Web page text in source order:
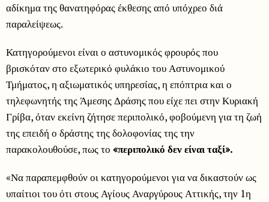
αδίκημα της θανατηφόρας έκθεσης από υπόχρεο διά
παραλείψεως.
Κατηγορούμενοι είναι ο αστυνομικός φρουρός που
βρισκόταν στο εξωτερικό φυλάκιο του Αστυνομικού
Τμήματος, η αξιωματικός υπηρεσίας, η επόπτρια και ο
τηλεφωνητής της Άμεσης Δράσης που είχε πει στην Κυριακή
Γρίβα, όταν εκείνη ζήτησε περιπολικό, φοβούμενη για τη ζωή
της επειδή ο δράστης της δολοφονίας της την
παρακολουθούσε, πως το «περιπολικό δεν είναι ταξί».
«Να παραπεμφθούν οι κατηγορούμενοι για να δικαστούν ως
υπαίτιοι του ότι στους Αγίους Αναργύρους Αττικής, την 1η